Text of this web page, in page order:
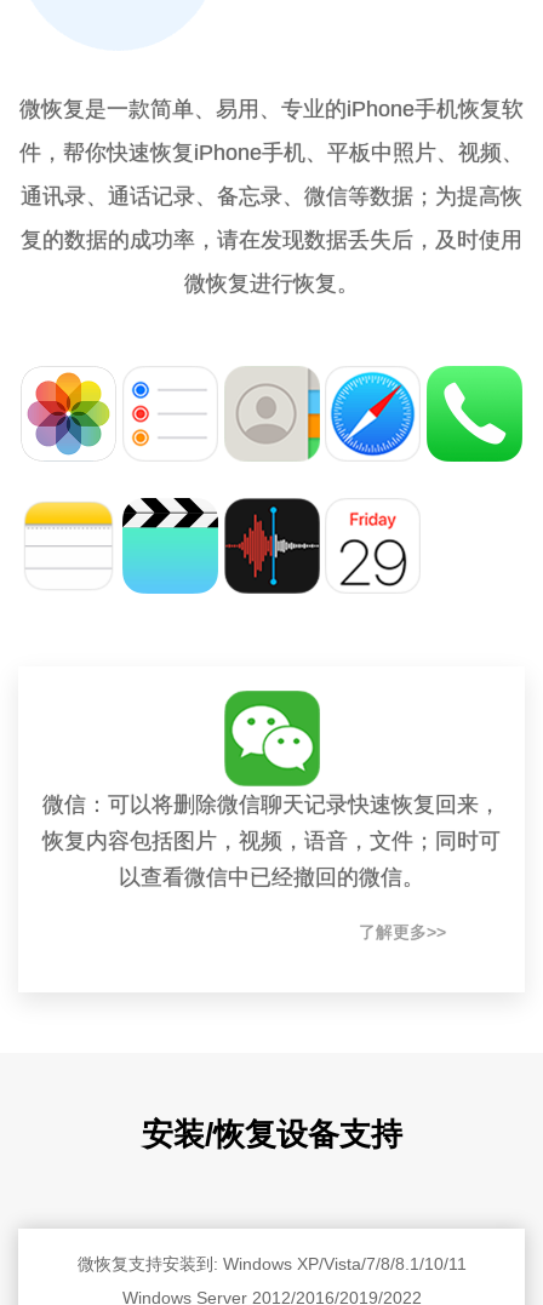
微恢复是一款简单、易用、专业的iPhone手机恢复软
件，帮你快速恢复iPhone手机、平板中照片、视频、
通讯录、通话记录、备忘录、微信等数据；为提高恢
复的数据的成功率，请在发现数据丢失后，及时使用
微恢复进行恢复。
微信：可以将删除微信聊天记录快速恢复回来，
恢复内容包括图片，视频，语音，文件；同时可
以查看微信中已经撤回的微信。
了解更多>>
安装/恢复设备支持
微恢复支持安装到: Windows XP/Vista/7/8/8.1/10/11
Windows Server 2012/2016/2019/2022